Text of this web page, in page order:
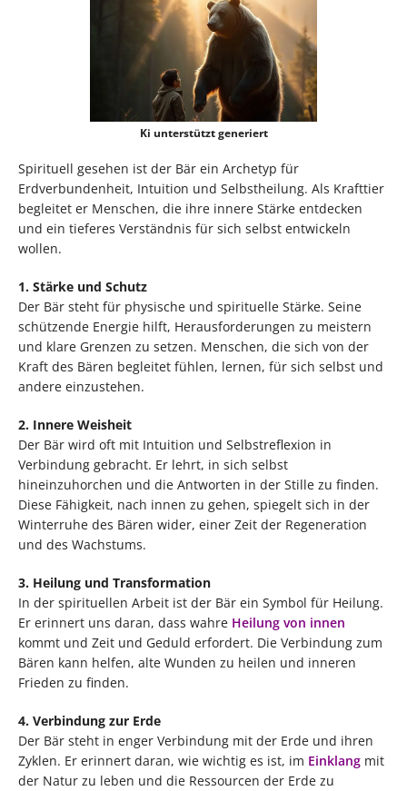
Ki unterstützt generiert
Spirituell gesehen ist der Bär ein Archetyp für
Erdverbundenheit, Intuition und Selbstheilung. Als Krafttier
begleitet er Menschen, die ihre innere Stärke entdecken
und ein tieferes Verständnis für sich selbst entwickeln
wollen.
1. Stärke und Schutz
Der Bär steht für physische und spirituelle Stärke. Seine
schützende Energie hilft, Herausforderungen zu meistern
und klare Grenzen zu setzen. Menschen, die sich von der
Kraft des Bären begleitet fühlen, lernen, für sich selbst und
andere einzustehen.
2. Innere Weisheit
Der Bär wird oft mit Intuition und Selbstreflexion in
Verbindung gebracht. Er lehrt, in sich selbst
hineinzuhorchen und die Antworten in der Stille zu finden.
Diese Fähigkeit, nach innen zu gehen, spiegelt sich in der
Winterruhe des Bären wider, einer Zeit der Regeneration
und des Wachstums.
3. Heilung und Transformation
In der spirituellen Arbeit ist der Bär ein Symbol für Heilung.
Er erinnert uns daran, dass wahre Heilung von innen
kommt und Zeit und Geduld erfordert. Die Verbindung zum
Bären kann helfen, alte Wunden zu heilen und inneren
Frieden zu finden.
4. Verbindung zur Erde
Der Bär steht in enger Verbindung mit der Erde und ihren
Zyklen. Er erinnert daran, wie wichtig es ist, im Einklang mit
der Natur zu leben und die Ressourcen der Erde zu